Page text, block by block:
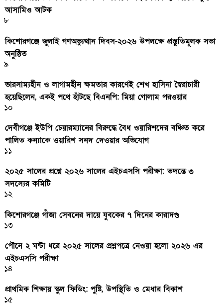
আসামিও আটক
৮
কিশোরগঞ্জে জুলাই গণঅভ্যুত্থান দিবস-২০২৬ উপলক্ষে প্রস্তুতিমূলক সভা
অনুষ্ঠিত
৯
ভারসাম্যহীন ও লাগামহীন ক্ষমতার কারণেই শেখ হাসিনা স্বৈরাচারী
হয়েছিলেন, একই পথে হাঁটছে বিএনপি: মিয়া গোলাম পরওয়ার
১০
দেবীগঞ্জে ইউপি চেয়ারম্যানের বিরুদ্ধে বৈধ ওয়ারিশদের বঞ্চিত করে
পালিত কন্যাকে ওয়ারিশ সনদ দেওয়ার অভিযোগ
১১
২০২৫ সালের প্রশ্নে ২০২৬ সালের এইচএসসি পরীক্ষা: তদন্তে ৩
সদস্যের কমিটি
১২
কিশোরগঞ্জে গাঁজা সেবনের দায়ে যুবকের ৭ দিনের কারাদণ্ড
১৩
পৌনে ২ ঘন্টা ধরে ২০২৫ সালের প্রশ্নপত্রে নেওয়া হলো ২০২৬ এর
এইচএসসি পরীক্ষা
১৪
প্রাথমিক শিক্ষায় স্কুল ফিডিং: পুষ্টি, উপস্থিতি ও মেধার বিকাশ
১৫